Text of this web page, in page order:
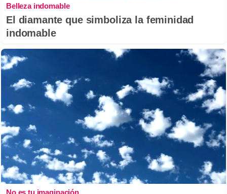
Belleza indomable
El diamante que simboliza la feminidad
indomable